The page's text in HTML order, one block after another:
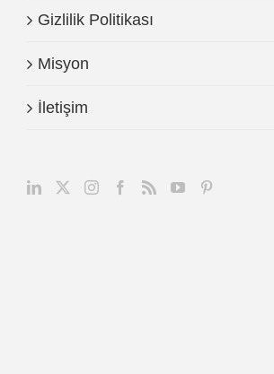
Gizlilik Politikası
Misyon
İletişim